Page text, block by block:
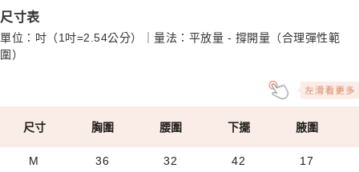
尺寸表
單位：吋（1吋=2.54公分）｜量法：平放量 - 撐開量（合理彈性範
圍）
尺寸 胸圍 腰圍 下擺 腋圍
M 36 32 42 17